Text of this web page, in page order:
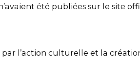
été publiées sur le site
l’action culturelle et la